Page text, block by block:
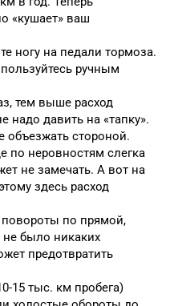
«кушает» ваш
ногу на педали тормоза.
ручным
тем выше расход
надо давить на «тапку».
объезжать стороной.
по неровностям слегка
не замечать. А вот на
здесь расход
по прямой,
было никаких
предотвратить
15 тыс. км пробега)